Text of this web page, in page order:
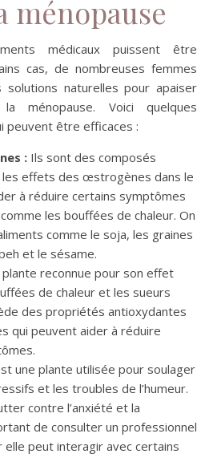
ménopause
médicaux puissent être
cas, de nombreuses femmes
naturelles pour apaiser
ménopause. Voici quelques
peuvent être efficaces :
: Ils sont des composés
effets des œstrogènes dans le
à réduire certains symptômes
les bouffées de chaleur. On
comme le soja, les graines
et le sésame.
plante reconnue pour son effet
de chaleur et les sueurs
des propriétés antioxydantes
qui peuvent aider à réduire
une plante utilisée pour soulager
et les troubles de l’humeur.
contre l’anxiété et la
de consulter un professionnel
elle peut interagir avec certains